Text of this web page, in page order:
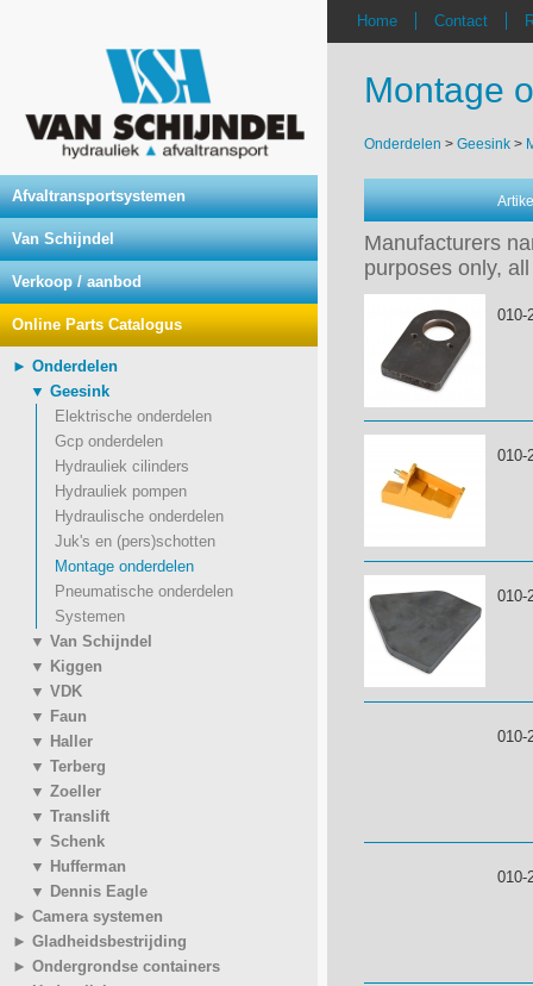
Afvaltransportsystemen
Van Schijndel
Verkoop / aanbod
Online Parts Catalogus
► Onderdelen
▼ Geesink
Elektrische onderdelen
Gcp onderdelen
Hydrauliek cilinders
Hydrauliek pompen
Hydraulische onderdelen
Juk's en (pers)schotten
Montage onderdelen
Pneumatische onderdelen
Systemen
▼ Van Schijndel
▼ Kiggen
▼ VDK
▼ Faun
▼ Haller
▼ Terberg
▼ Zoeller
▼ Translift
▼ Schenk
▼ Hufferman
▼ Dennis Eagle
► Camera systemen
► Gladheidsbestrijding
► Ondergrondse containers
Home Contact
Montage
Onderdelen > Geesink >
Manufacturers
purposes only,
010-
010-
010-
010-
010-